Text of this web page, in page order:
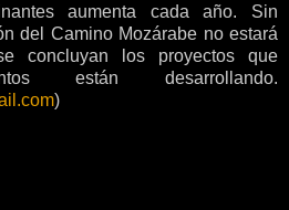
aumenta cada año. Sin
del Camino Mozárabe no estará
concluyan los proyectos que
están desarrollando.
)